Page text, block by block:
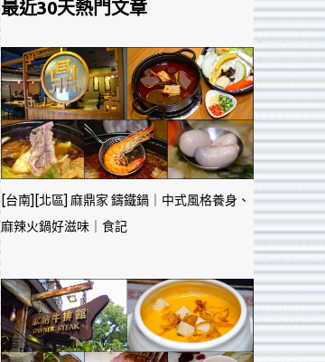
最近30天熱門文章
[台南][北區] 麻鼎家 鑄鐵鍋｜中式風格養身、
麻辣火鍋好滋味｜食記